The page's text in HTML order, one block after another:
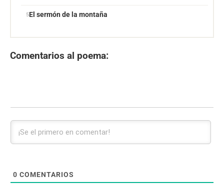
El sermón de la montaña
Comentarios al poema:
0 COMENTARIOS